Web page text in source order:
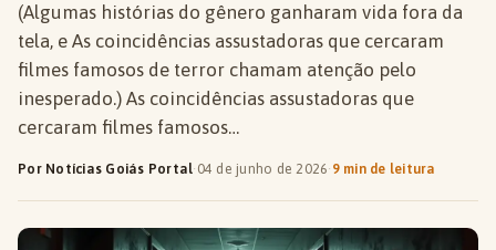
(Algumas histórias do gênero ganharam vida fora da
tela, e As coincidências assustadoras que cercaram
filmes famosos de terror chamam atenção pelo
inesperado.) As coincidências assustadoras que
cercaram filmes famosos…
Por Notícias Goiás Portal· 04 de junho de 2026· 9 min de leitura